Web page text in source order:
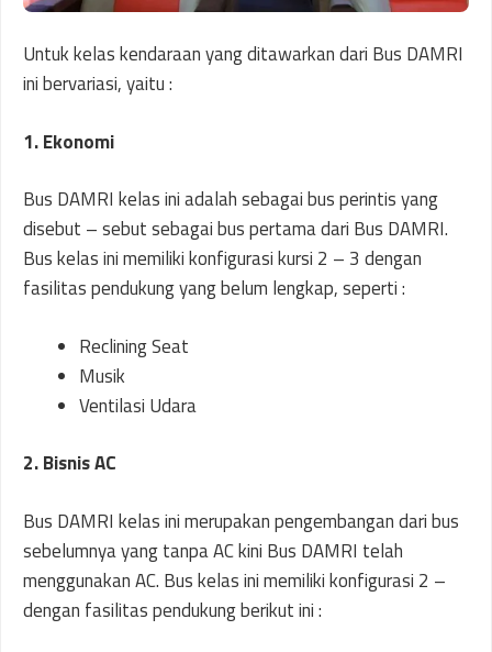
Untuk kelas kendaraan yang ditawarkan dari Bus DAMRI
ini bervariasi, yaitu :
1. Ekonomi
Bus DAMRI kelas ini adalah sebagai bus perintis yang
disebut – sebut sebagai bus pertama dari Bus DAMRI.
Bus kelas ini memiliki konfigurasi kursi 2 – 3 dengan
fasilitas pendukung yang belum lengkap, seperti :
Reclining Seat
Musik
Ventilasi Udara
2. Bisnis AC
Bus DAMRI kelas ini merupakan pengembangan dari bus
sebelumnya yang tanpa AC kini Bus DAMRI telah
menggunakan AC. Bus kelas ini memiliki konfigurasi 2 –
dengan fasilitas pendukung berikut ini :